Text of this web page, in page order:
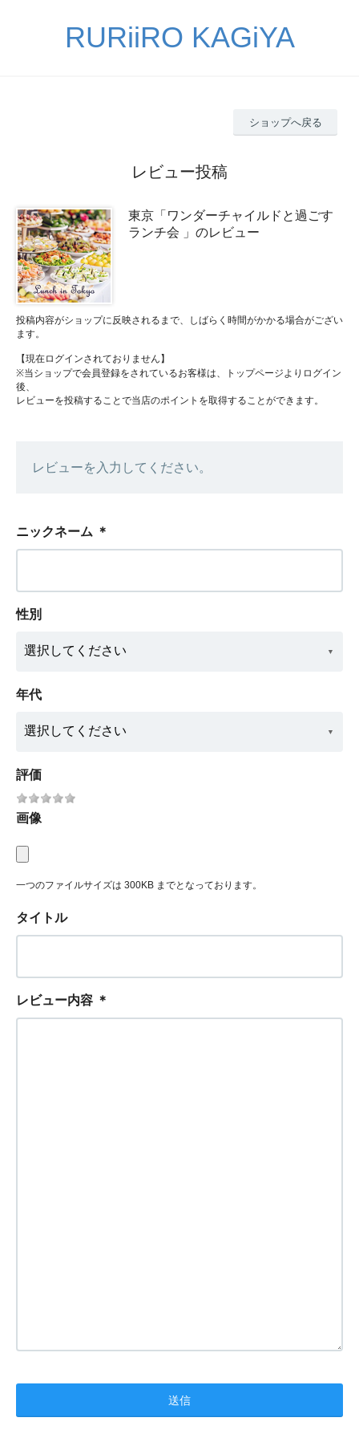
RURiiRO KAGiYA
ショップへ戻る
レビュー投稿
東京「ワンダーチャイルドと過ごす
ランチ会 」のレビュー
投稿内容がショップに反映されるまで、しばらく時間がかかる場合がござい
ます。
【現在ログインされておりません】
※当ショップで会員登録をされているお客様は、トップページよりログイン
後、
レビューを投稿することで当店のポイントを取得することができます。
レビューを入力してください。
ニックネーム ＊
性別
年代
評価
画像
一つのファイルサイズは 300KB までとなっております。
タイトル
レビュー内容 ＊